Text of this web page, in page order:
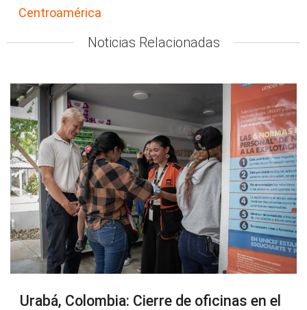
Centroamérica
Noticias Relacionadas
Urabá, Colombia: Cierre de oficinas en el